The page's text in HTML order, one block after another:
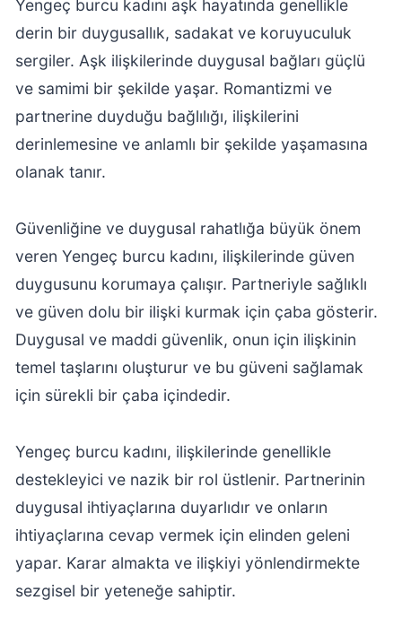
Yengeç burcu kadını aşk hayatında genellikle
derin bir duygusallık, sadakat ve koruyuculuk
sergiler. Aşk ilişkilerinde duygusal bağları güçlü
ve samimi bir şekilde yaşar. Romantizmi ve
partnerine duyduğu bağlılığı, ilişkilerini
derinlemesine ve anlamlı bir şekilde yaşamasına
olanak tanır.
Güvenliğine ve duygusal rahatlığa büyük önem
veren Yengeç burcu kadını, ilişkilerinde güven
duygusunu korumaya çalışır. Partneriyle sağlıklı
ve güven dolu bir ilişki kurmak için çaba gösterir.
Duygusal ve maddi güvenlik, onun için ilişkinin
temel taşlarını oluşturur ve bu güveni sağlamak
için sürekli bir çaba içindedir.
Yengeç burcu kadını, ilişkilerinde genellikle
destekleyici ve nazik bir rol üstlenir. Partnerinin
duygusal ihtiyaçlarına duyarlıdır ve onların
ihtiyaçlarına cevap vermek için elinden geleni
yapar. Karar almakta ve ilişkiyi yönlendirmekte
sezgisel bir yeteneğe sahiptir.